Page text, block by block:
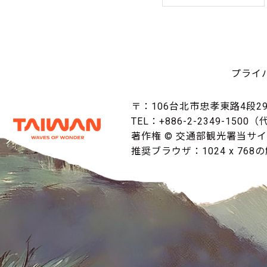
プライ
〒：106台北市忠孝東路4段
TEL：+886-2-2349-1500（
著作権 © 交通部観光署当サ
推奨ブラウザ：1024 x 768